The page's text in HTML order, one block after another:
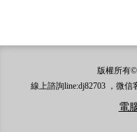
版權所有
線上諮詢line:dj82703 ，微
電